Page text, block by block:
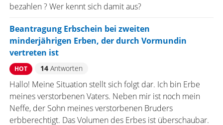
bezahlen ? Wer kennt sich damit aus?
Beantragung Erbschein bei zweiten
minderjährigen Erben, der durch Vormundin
vertreten ist
HOT 14Antworten
Hallo! Meine Situation stellt sich folgt dar. Ich bin Erbe
meines verstorbenen Vaters. Neben mir ist noch mein
Neffe, der Sohn meines verstorbenen Bruders
erbberechtigt. Das Volumen des Erbes ist überschaubar.